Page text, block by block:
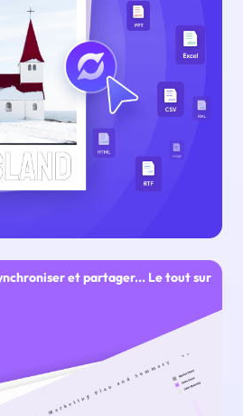
et partager... Le tout sur